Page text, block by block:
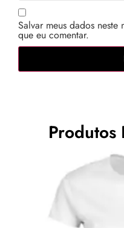
Salvar meus dados
que eu comentar.
Produtos